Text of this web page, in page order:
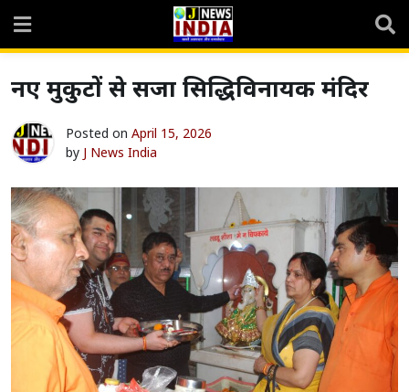
content
नए मुकुटों से सजा सिद्धिविनायक मंदिर
Posted on April 15, 2026
by J News India